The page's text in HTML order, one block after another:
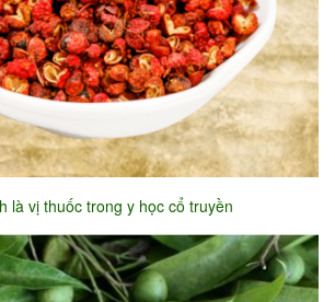
là vị thuốc trong y học cổ truyền